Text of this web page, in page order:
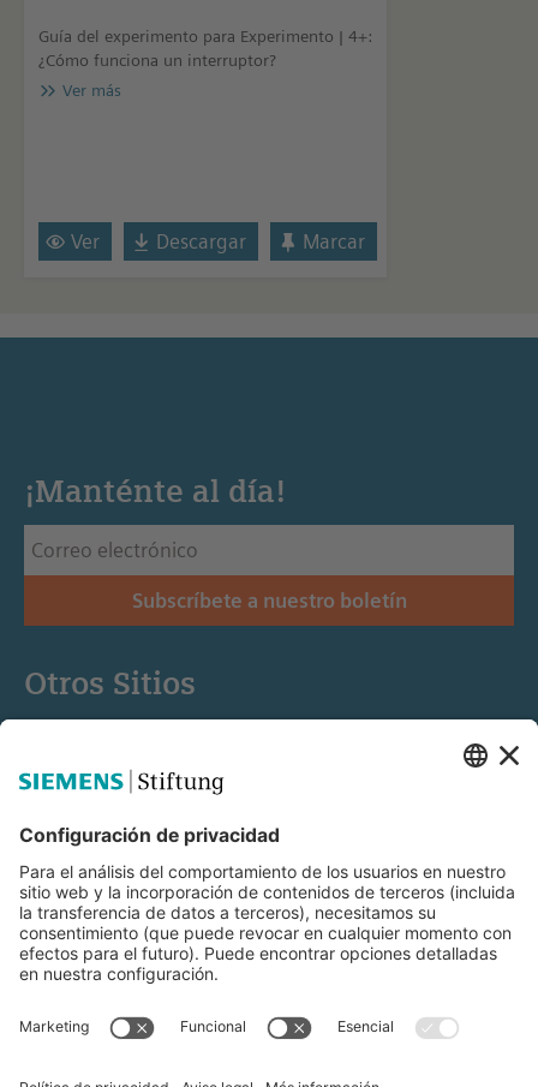
Guía del experimento para Experimento | 4+:
¿Cómo funciona un interruptor?
Ver más
Ver Descargar Marcar
¡Manténte al día!
Subscríbete a nuestro boletín
Otros Sitios
Educación STEM
Mediaportal
© Siemens Stiftung 2025